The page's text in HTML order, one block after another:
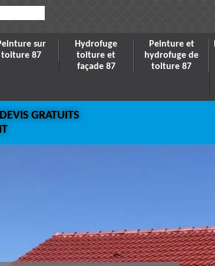
sur
toiture 87
Hydrofuge
toiture et
façade 87
Peinture et
hydrofuge de
toiture 87
GRATUITS